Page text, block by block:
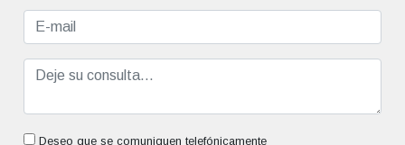
Deseo que se comuniquen telefónicamente